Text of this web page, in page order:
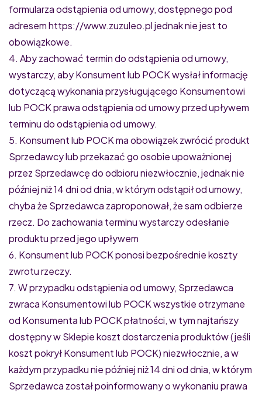
formularza odstąpienia od umowy, dostępnego pod
adresem https://www.zuzuleo.pl jednak nie jest to
obowiązkowe.
4. Aby zachować termin do odstąpienia od umowy,
wystarczy, aby Konsument lub POCK wysłał informację
dotyczącą wykonania przysługującego Konsumentowi
lub POCK prawa odstąpienia od umowy przed upływem
terminu do odstąpienia od umowy.
5. Konsument lub POCK ma obowiązek zwrócić produkt
Sprzedawcy lub przekazać go osobie upoważnionej
przez Sprzedawcę do odbioru niezwłocznie, jednak nie
później niż 14 dni od dnia, w którym odstąpił od umowy,
chyba że Sprzedawca zaproponował, że sam odbierze
rzecz. Do zachowania terminu wystarczy odesłanie
produktu przed jego upływem
6. Konsument lub POCK ponosi bezpośrednie koszty
zwrotu rzeczy.
7. W przypadku odstąpienia od umowy, Sprzedawca
zwraca Konsumentowi lub POCK wszystkie otrzymane
od Konsumenta lub POCK płatności, w tym najtańszy
dostępny w Sklepie koszt dostarczenia produktów (jeśli
koszt pokrył Konsument lub POCK) niezwłocznie, a w
każdym przypadku nie później niż 14 dni od dnia, w którym
Sprzedawca został poinformowany o wykonaniu prawa